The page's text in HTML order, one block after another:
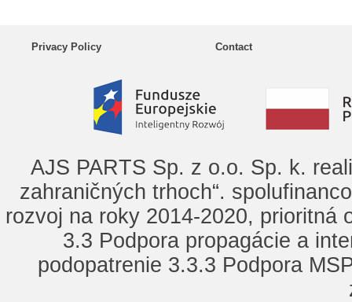
Privacy Policy Contact
AJS PARTS Sp. z o.o. Sp. k.
zahraničných trhoch“.
rozvoj na roky 2014-2020, prioritná
3.3 Podpora propagácie a
podopatrenie 3.3.3 Podpora